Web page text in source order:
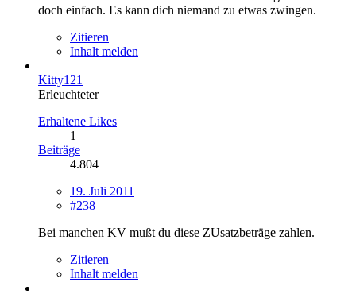
doch einfach. Es kann dich niemand zu etwas zwingen.
Zitieren
Inhalt melden
Kitty121
Erleuchteter
Erhaltene Likes
1
Beiträge
4.804
19. Juli 2011
#238
Bei manchen KV mußt du diese ZUsatzbeträge zahlen.
Zitieren
Inhalt melden